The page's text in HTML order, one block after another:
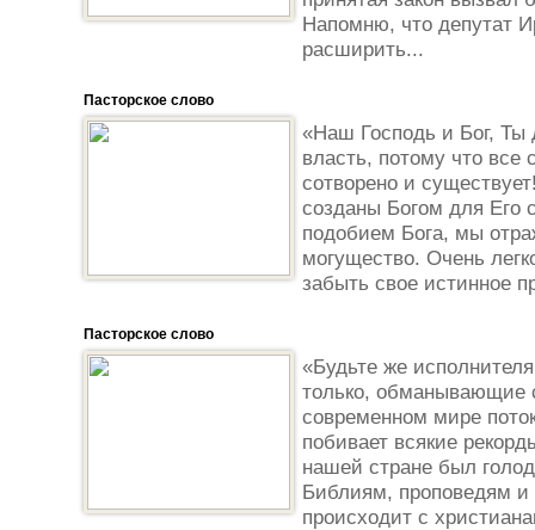
Напомню, что депутат
расширить...
Пасторское слово
«Наш Господь и Бог, Ты
власть, потому что все
сотворено и
созданы Богом для Его
подобием Бога, мы
могущество. Очень
забыть свое истинное
Пасторское слово
«Будьте же
только, обманывающие
современном мире
побивает всякие
нашей стране был
Библиям, проповедям
происходит с